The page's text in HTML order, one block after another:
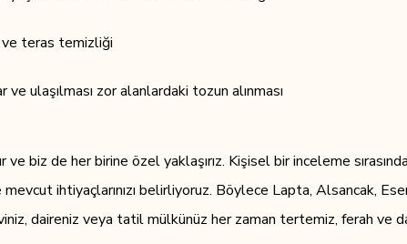
teras temizliği
ulaşılması zor alanlardaki tozun alınması
ve biz de her birine özel yaklaşırız. Kişisel bir inceleme sırasında
ihtiyaçlarınızı belirliyoruz. Böylece Lapta, Alsancak,
daireniz veya tatil mülkünüz her zaman tertemiz, ferah ve